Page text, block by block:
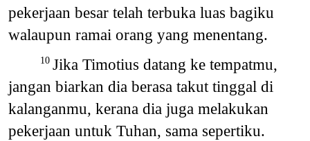
pekerjaan besar telah terbuka luas bagiku
walaupun ramai orang yang menentang.
10 Jika Timotius datang ke tempatmu,
jangan biarkan dia berasa takut tinggal di
kalanganmu, kerana dia juga melakukan
pekerjaan untuk Tuhan, sama sepertiku.